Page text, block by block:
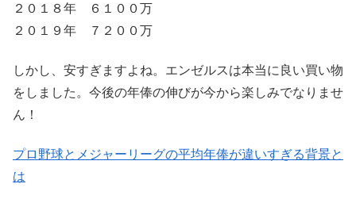
２０１８年 ６１００万
２０１９年 ７２００万
しかし、安すぎますよね。エンゼルスは本当に良い買い物
をしました。今後の年俸の伸びが今から楽しみでなりませ
ん！
プロ野球とメジャーリーグの平均年俸が違いすぎる背景と
は